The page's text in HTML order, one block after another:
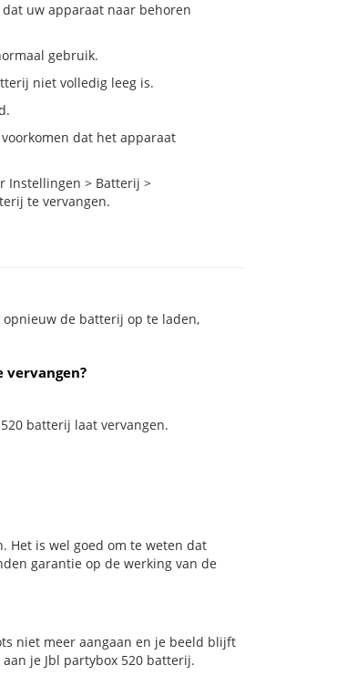
uw apparaat naar behoren
gebruik.
niet volledig leeg is.
dat het apparaat
Instellingen > Batterij >
te vervangen.
de batterij op te laden,
batterij laat vervangen.
Het is wel goed om te weten dat
garantie op de werking van de
niet meer aangaan en je beeld blijft
je Jbl partybox 520 batterij.